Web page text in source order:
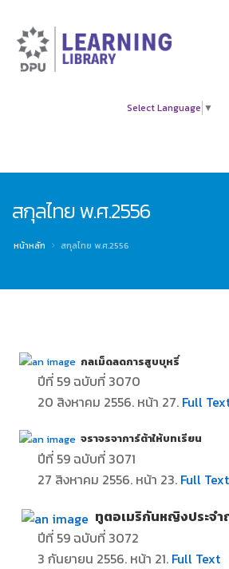
Select Language ▼
สกุลไทย พ.ศ.2556
หน้าหลัก สกุลไทย พ.ศ.2556
กลเม็ดลดการสูบบุหรี่
ปีที่ 59 ฉบับที่ 3070
20 สิงหาคม 2556. หน้า 27. Full
จราจรจาการ์ต้าให้บทเรียน
ปีที่ 59 ฉบับที่ 3071
27 สิงหาคม 2556. หน้า 23. Full Text
ทูตอเมริกันหญิงประจ
ปีที่ 59 ฉบับที่ 3072
3 กันยายน 2556. หน้า 21. Full Text